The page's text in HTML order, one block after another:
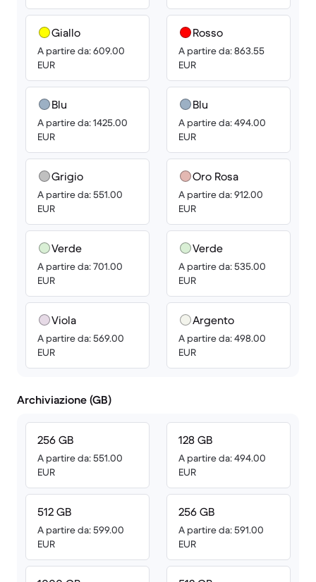
Giallo
A partire da: 609.00
EUR
Blu
A partire da: 1425.00
EUR
Grigio
A partire da: 551.00
EUR
Verde
A partire da: 701.00
EUR
Viola
A partire da: 569.00
EUR
Rosso
A partire da: 863.55
EUR
Blu
A partire da: 494.00
EUR
Oro Rosa
A partire da: 912.00
EUR
Verde
A partire da: 535.00
EUR
Argento
A partire da: 498.00
EUR
Archiviazione (GB)
256 GB
A partire da: 551.00
EUR
512 GB
A partire da: 599.00
EUR
128 GB
A partire da: 494.00
EUR
256 GB
A partire da: 591.00
EUR